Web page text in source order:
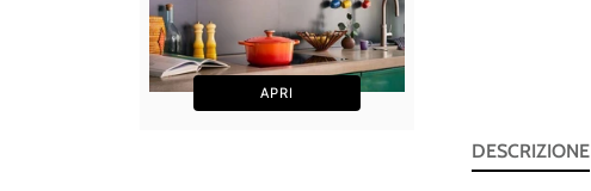
APRI
VEDI
DESCRIZIONE